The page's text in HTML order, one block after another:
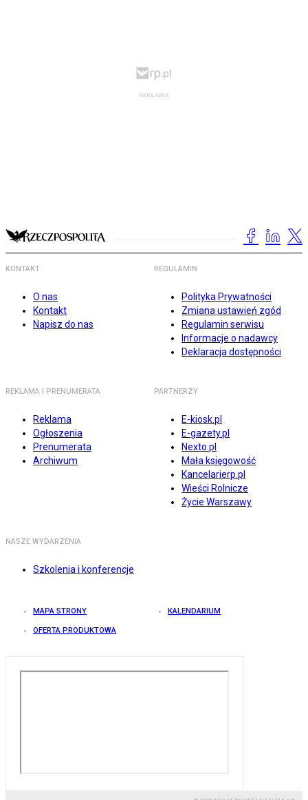
KONTAKT
O nas
Kontakt
Napisz do nas
REGULAMIN
Polityka Prywatności
Zmiana ustawień zgód
Regulamin serwisu
Informacje o nadawcy
Deklaracja dostępności
REKLAMA I PRENUMERATA
Reklama
Ogłoszenia
Prenumerata
Archiwum
PARTNERZY
E-kiosk.pl
E-gazety.pl
Nexto.pl
Mała księgowość
Kancelarierp.pl
Wieści Rolnicze
Życie Warszawy
NASZE WYDARZENIA
Szkolenia i konferencje
MAPA STRONY KALENDARIUM
OFERTA PRODUKTOWA